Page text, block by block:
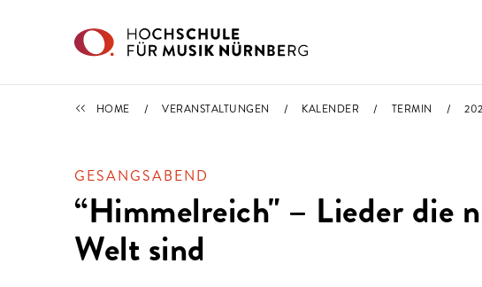
TERMINE
HOME VERANSTALTUNGEN KALENDER TERMIN
GESANGSABEND
“Himmelreich" – Lieder die
Welt sind